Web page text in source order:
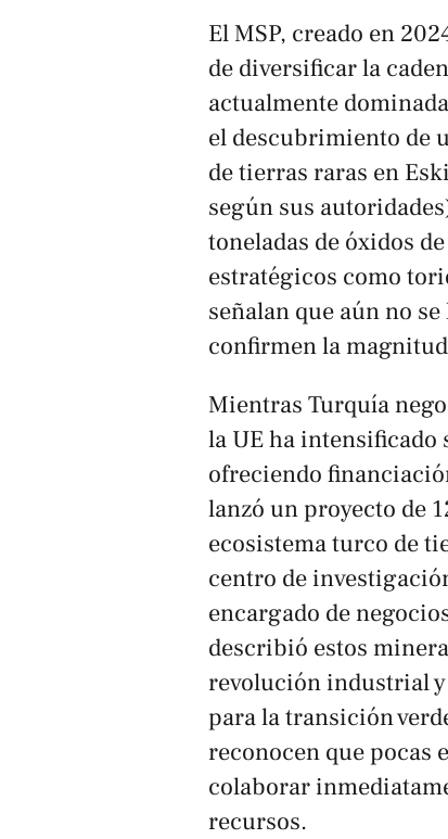
El MSP, creado en
de diversificar la
actualmente
el descubrimiento de
de tierras raras en
según sus
toneladas de óxidos
estratégicos como
señalan que aún no
confirmen la
Mientras Turquía
la UE ha intensificado
ofreciendo
lanzó un proyecto de
ecosistema turco de
centro de
encargado de
describió estos
revolución industrial
para la transición
reconocen que pocas
colaborar
recursos.